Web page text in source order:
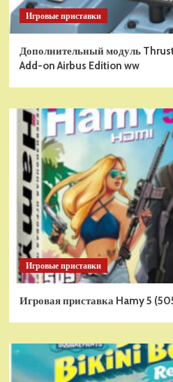
Игровые приставки
Дополнительный модуль
Add-on Airbus Edition ww
Игровые приставки
Игровая приставка Hamy 5